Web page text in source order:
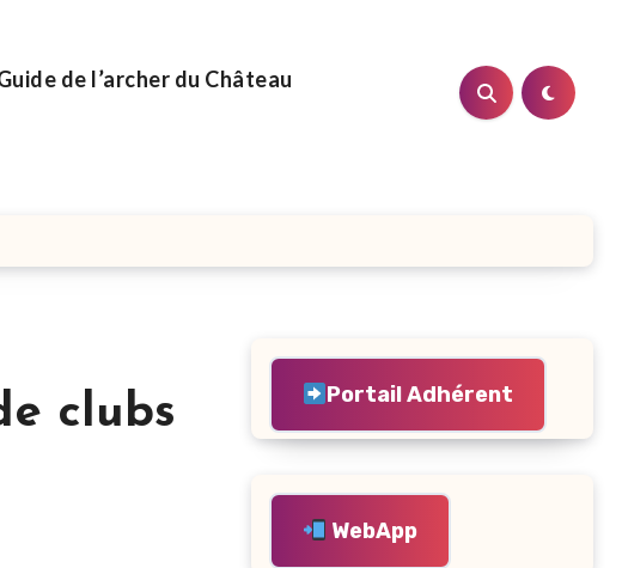
de l’archer du Château
clubs
Portail Adhérent
WebApp